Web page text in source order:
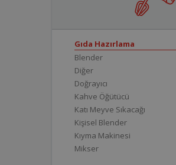
Gıda Hazırlama
Blender
Diğer
Doğrayıcı
Kahve Öğütücü
Katı Meyve Sıkacağı
Kişisel Blender
Kıyma Makinesi
Mikser